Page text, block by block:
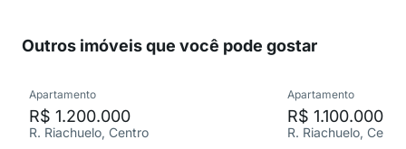
Outros imóveis que você pode gostar
Apartamento
R$ 1.200.000
R. Riachuelo, Centro
Apartamento
R$ 1.100.000
R. Riachuelo, Centro